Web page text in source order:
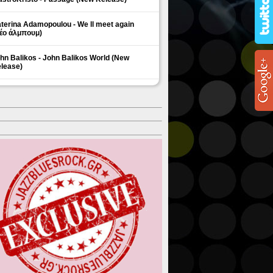
Adamopoulou - We ll meet again
άλμπουμ)
Balikos - John Balikos World (New